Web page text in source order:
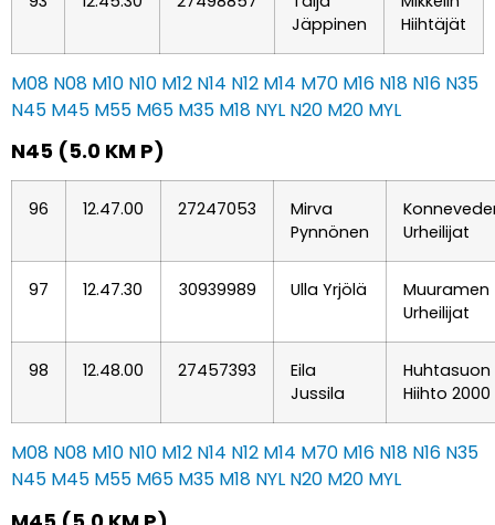
Jäppinen
Hiihtäjät
M08 N08 M10 N10 M12 N14 N12 M14 M70 M16 N18 N16 N35
N45 M45 M55 M65 M35 M18 NYL N20 M20 MYL
N45 (5.0 KM P)
96 12.47.00 27247053
Mirva
Pynnönen
Urheilijat
97 12.47.30 30939989 Ulla Yrjölä
Muuramen
Urheilijat
98 12.48.00 27457393
Eila
Jussila
Huhtasuon
Hiihto 2000
M08 N08 M10 N10 M12 N14 N12 M14 M70 M16 N18 N16 N35
N45 M45 M55 M65 M35 M18 NYL N20 M20 MYL